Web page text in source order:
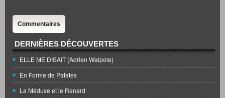
Commentaires
DERNIÈRES DÉCOUVERTES
ELLE ME DISAIT (Adrien Walpole)
En Forme de Patates
La Méduse et le Renard